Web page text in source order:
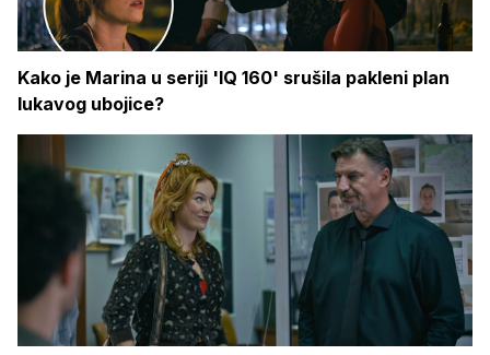
Kako je Marina u seriji 'IQ 160' srušila pakleni plan
lukavog ubojice?